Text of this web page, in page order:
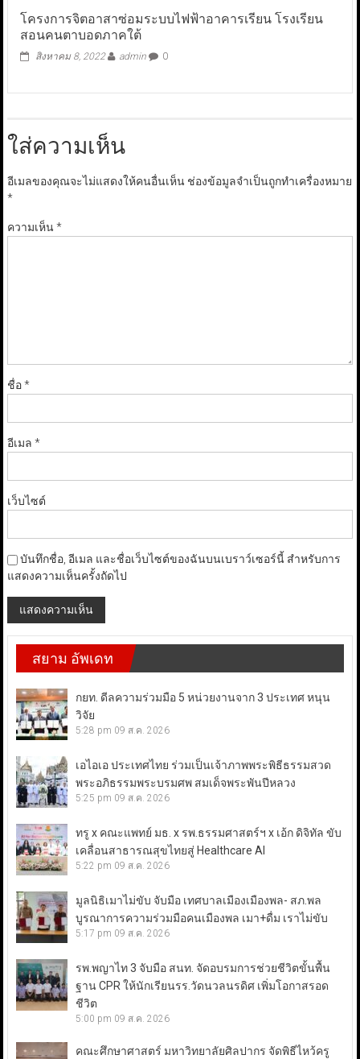
โครงการจิตอาสาซ่อมระบบไฟฟ้าอาคารเรียน โรงเรียน
สอนคนตาบอดภาคใต้
สิงหาคม 8, 2022 admin 0
ใส่ความเห็น
อีเมลของคุณจะไม่แสดงให้คนอื่นเห็น ช่องข้อมูลจำเป็นถูกทำเครื่องหมาย
*
ความเห็น*
ชื่อ*
อีเมล *
เว็บไซต์
บันทึกชื่อ, อีเมล และชื่อเว็บไซต์ของฉันบนเบราว์เซอร์นี้ สำหรับการ
แสดงความเห็นครั้งถัดไป
สยาม อัพเดท
กยท. ดีลความร่วมมือ 5 หน่วยงานจาก 3 ประเทศ หนุน
วิจัย
5:28 pm 09 ส.ค. 2026
เอไอเอ ประเทศไทย ร่วมเป็นเจ้าภาพพระพิธีธรรมสวด
พระอภิธรรมพระบรมศพ สมเด็จพระพันปีหลวง
5:25 pm 09 ส.ค. 2026
ทรู x คณะแพทย์ มธ. x รพ.ธรรมศาสตร์ฯ x เอ้ก ดิจิทัล ขับ
เคลื่อนสาธารณสุขไทยสู่ Healthcare AI
5:22 pm 09 ส.ค. 2026
มูลนิธิเมาไม่ขับ จับมือ เทศบาลเมืองเมืองพล- สภ.พล
บูรณาการความร่วมมือคนเมืองพล เมา+ดื่ม เราไม่ขับ
5:17 pm 09 ส.ค. 2026
รพ.พญาไท 3 จับมือ สนท. จัดอบรมการช่วยชีวิตขั้นพื้น
ฐาน CPR ให้นักเรียนรร.วัดนวลนรดิศ เพิ่มโอกาสรอด
ชีวิต
5:00 pm 09 ส.ค. 2026
คณะศึกษาศาสตร์ มหาวิทยาลัยศิลปากร จัดพิธีไหว้ครู